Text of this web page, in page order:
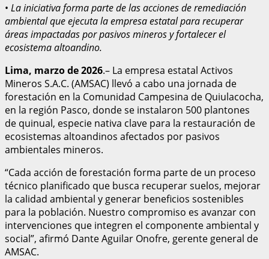
• La iniciativa forma parte de las acciones de remediación
ambiental que ejecuta la empresa estatal para recuperar
áreas impactadas por pasivos mineros y fortalecer el
ecosistema altoandino.
Lima, marzode 2026.– La empresa estatal Activos
Mineros S.A.C. (AMSAC) llevó a cabo una jornada de
forestación en la Comunidad Campesina de Quiulacocha,
en la región Pasco, donde se instalaron 500 plantones
de quinual, especie nativa clave para la restauración de
ecosistemas altoandinos afectados por pasivos
ambientales mineros.
“Cada acción de forestación forma parte de un proceso
técnico planificado que busca recuperar suelos, mejorar
la calidad ambiental y generar beneficios sostenibles
para la población. Nuestro compromiso es avanzar con
intervenciones que integren el componente ambiental y
social”, afirmó Dante Aguilar Onofre, gerente general de
AMSAC.